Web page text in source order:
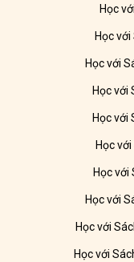
Học
Học
Học với
Học với
Học với
Học
Học với
Học với
Học với
Học với